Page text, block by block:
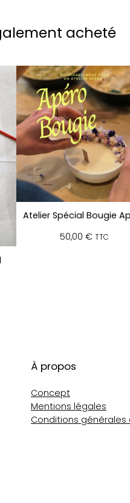
acheté
Atelier Spécial Bougie
50,00 € TTC
À propos
Concept
Mentions légales
Conditions générales